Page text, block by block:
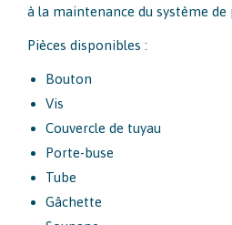
à la maintenance du système
Pièces disponibles :
Bouton
Vis
Couvercle de tuyau
Porte-buse
Tube
Gâchette